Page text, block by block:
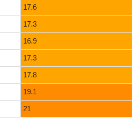
17.6
17.3
16.9
17.3
17.8
19.1
21